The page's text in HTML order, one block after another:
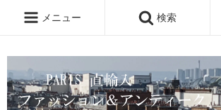
メニュー 検索